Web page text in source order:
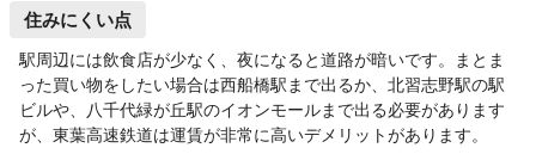
住みにくい点
駅周辺には飲食店が少なく、夜になると道路が暗いです。まとま
った買い物をしたい場合は西船橋駅まで出るか、北習志野駅の駅
ビルや、八千代緑が丘駅のイオンモールまで出る必要があります
が、東葉高速鉄道は運賃が非常に高いデメリットがあります。